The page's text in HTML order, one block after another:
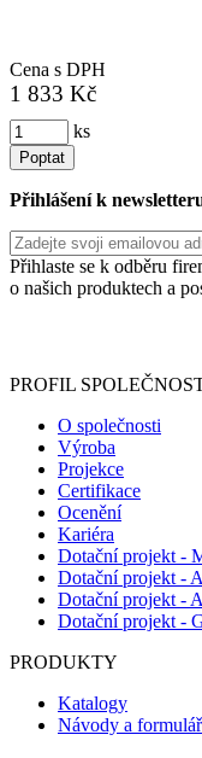
Cena s DPH
1 833 Kč
ks
Poptat
Přihlášení k
Přihlaste se k odběru
o našich produktech a
PROFIL
O společnosti
Výroba
Projekce
Certifikace
Ocenění
Kariéra
Dotační projekt -
Dotační projekt -
Dotační projekt -
Dotační projekt -
PRODUKTY
Katalogy
Návody a